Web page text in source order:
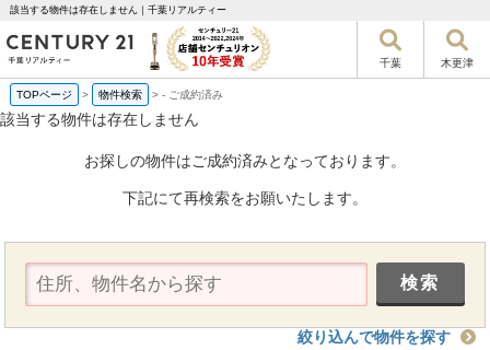
該当する物件は存在しません｜千葉リアルティー
千葉 木更津
TOPページ > 物件検索 >- ご成約済み
該当する物件は存在しません
お探しの物件はご成約済みとなっております。
下記にて再検索をお願いたします。
絞り込んで物件を探す